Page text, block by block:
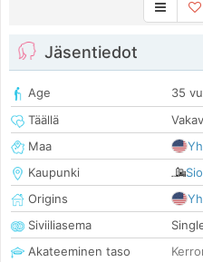
Jäsentiedot
Age
35
Täällä
Maa
Kaupunki
Origins
Siviiliasema
Akateeminen taso